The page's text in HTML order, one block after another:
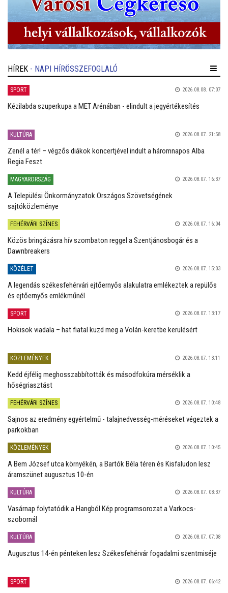
HÍREK - NAPI HÍRÖSSZEFOGLALÓ
SPORT 2026.08.08. 07:07
Kézilabda szuperkupa a MET Arénában - elindult a jegyértékesítés
KULTÚRA 2026.08.07. 21:58
Zenél a tér! – végzős diákok koncertjével indult a háromnapos Alba
Regia Feszt
MAGYARORSZÁG 2026.08.07. 16:37
A Települési Önkormányzatok Országos Szövetségének
sajtóközleménye
FEHÉRVÁRI SZÍNES 2026.08.07. 16:04
Közös bringázásra hív szombaton reggel a Szentjánosbogár és a
Dawnbreakers
KÖZÉLET 2026.08.07. 15:03
A legendás székesfehérvári ejtőernyős alakulatra emlékeztek a repülős
és ejtőernyős emlékműnél
SPORT 2026.08.07. 13:17
Hokisok viadala – hat fiatal küzd meg a Volán-keretbe kerülésért
KÖZLEMÉNYEK 2026.08.07. 13:11
Kedd éjfélig meghosszabbították és másodfokúra mérséklik a
hőségriasztást
FEHÉRVÁRI SZÍNES 2026.08.07. 10:48
Sajnos az eredmény egyértelmű - talajnedvesség-méréseket végeztek a
parkokban
KÖZLEMÉNYEK 2026.08.07. 10:45
A Bem József utca környékén, a Bartók Béla téren és Kisfaludon lesz
áramszünet augusztus 10-én
KULTÚRA 2026.08.07. 08:37
Vasárnap folytatódik a Hangból Kép programsorozat a Varkocs-
szobornál
KULTÚRA 2026.08.07. 07:08
Augusztus 14-én pénteken lesz Székesfehérvár fogadalmi szentmiséje
SPORT 2026.08.07. 06:42